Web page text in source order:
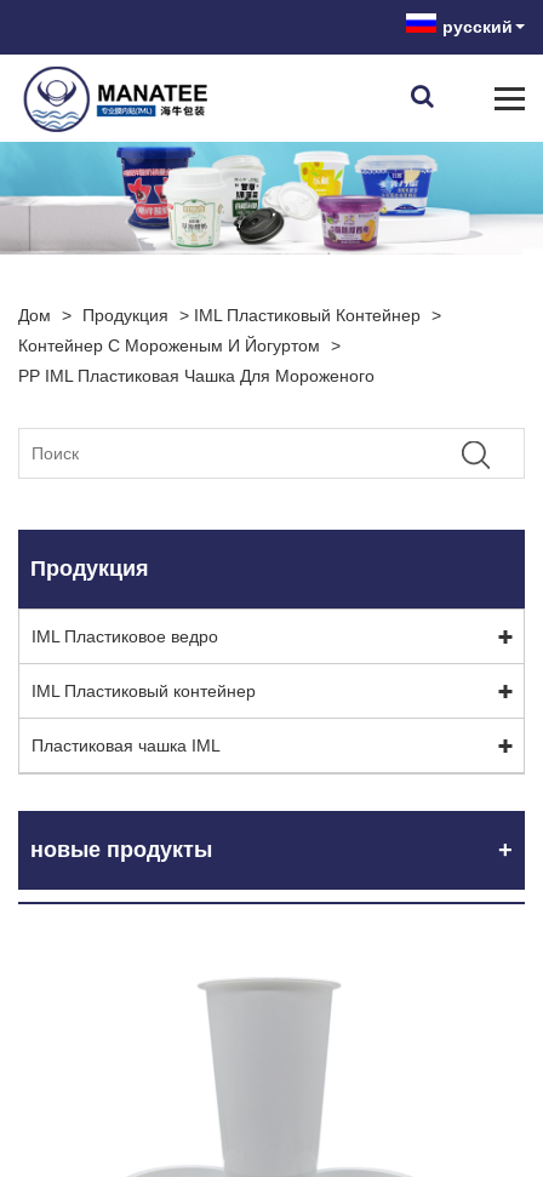
русский
Дом > Продукция > IML Пластиковый Контейнер >
Контейнер С Мороженым И Йогуртом
>
PP IML Пластиковая Чашка Для Мороженого
Продукция
IML Пластиковое ведро
IML Пластиковый контейнер
Пластиковая чашка IML
новые продукты